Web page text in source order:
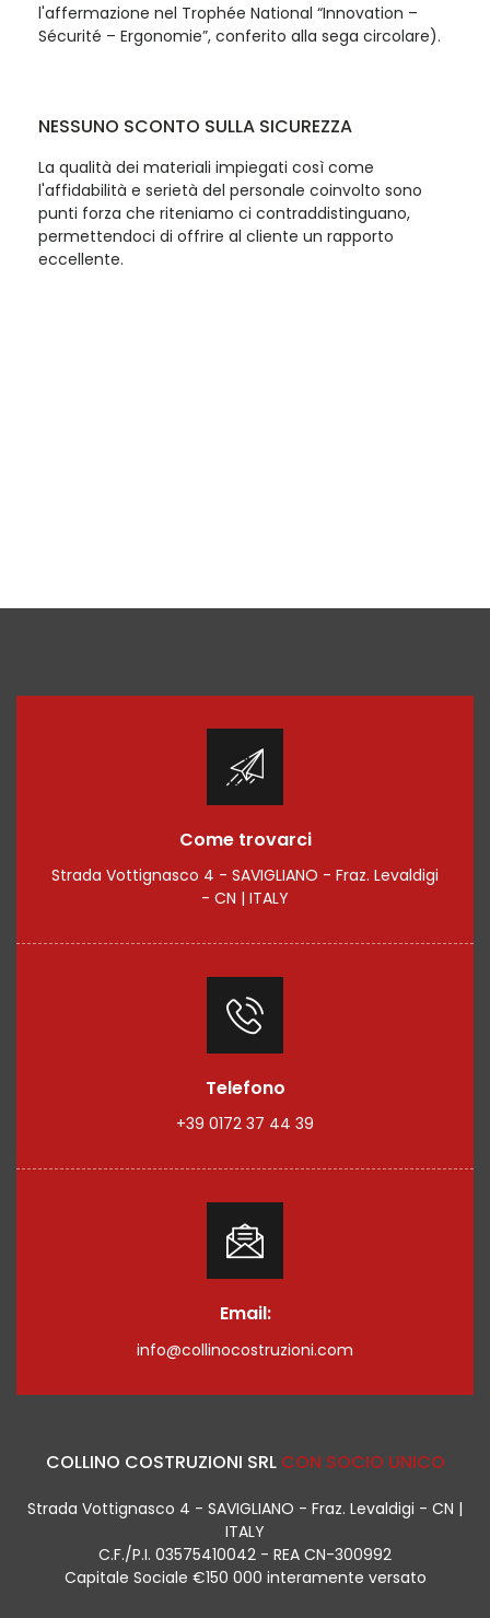
l'affermazione nel Trophée National “Innovation –
Sécurité – Ergonomie”, conferito alla sega circolare).
NESSUNO SCONTO SULLA SICUREZZA
La qualità dei materiali impiegati così come
l'affidabilità e serietà del personale coinvolto sono
punti forza che riteniamo ci contraddistinguano,
permettendoci di offrire al cliente un rapporto
eccellente.
Come trovarci
Strada Vottignasco 4 - SAVIGLIANO - Fraz. Levaldigi
- CN | ITALY
Telefono
+39 0172 37 44 39
Email:
info@collinocostruzioni.com
COLLINO COSTRUZIONI SRL CON SOCIO UNICO
Strada Vottignasco 4 - SAVIGLIANO - Fraz. Levaldigi - CN |
ITALY
C.F./P.I. 03575410042 - REA CN-300992
Capitale Sociale €150 000 interamente versato